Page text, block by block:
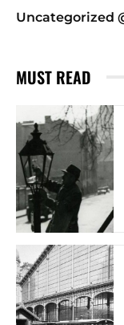
Uncategorized
MUST READ